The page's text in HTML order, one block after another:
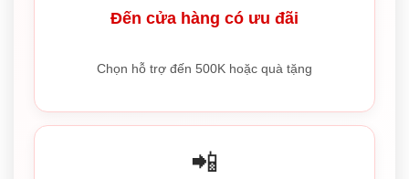
Đến cửa hàng có ưu đãi
Chọn hỗ trợ đến 500K hoặc quà tặng
📲